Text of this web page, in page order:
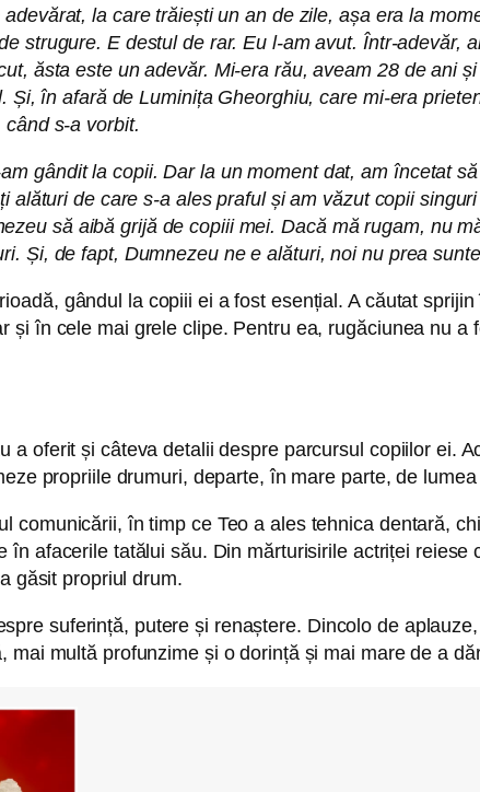
la care trăiești un an de zile, așa era la
strugure. E destul de rar. Eu l-am avut. Într-
ăsta este un adevăr. Mi-era rău, aveam 28 de ani
Și, în afară de Luminița Gheorghiu, care mi-era
s-a vorbit.
gândit la copii. Dar la un moment dat, am încetat
alături de care s-a ales praful și am văzut copii
să aibă grijă de copiii mei. Dacă mă rugam, nu
Și, de fapt, Dumnezeu ne e alături, noi nu prea
gândul la copiii ei a fost esențial. A căutat
și în cele mai grele clipe. Pentru ea, rugăciunea nu
a oferit și câteva detalii despre parcursul copiilor ei.
propriile drumuri, departe, în mare parte, de
comunicării, în timp ce Teo a ales tehnica dentară,
în afacerile tatălui său. Din mărturisirile actriței
găsit propriul drum.
suferință, putere și renaștere. Dincolo de
mai multă profunzime și o dorință și mai mare de a